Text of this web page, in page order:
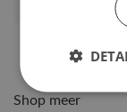
Artikelnummer
Shop meer